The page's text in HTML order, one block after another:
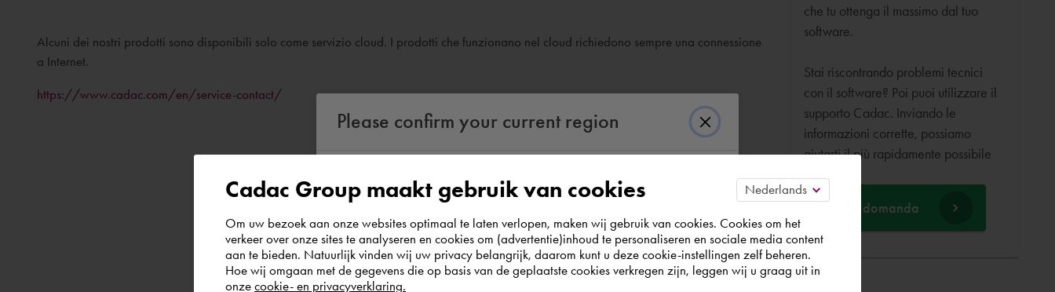
Alcuni dei nostri prodotti sono disponibili solo come servizio cloud. I prodotti che funzionano nel cloud richiedono sempre una connessione
a Internet.
https://www.cadac.com/en/service-contact/
che tu ottenga il massimo dal tuo
software.
Stai riscontrando problemi tecnici
con il software? Poi puoi utilizzare il
supporto Cadac. Inviando le
informazioni corrette, possiamo
aiutarti il più rapidamente possibile
Fai una domanda
Please confirm your current region
According to us you are situated in Rest of the
world. Please confirm in which country you
wish to shop.
Cadac Group maakt gebruik van cookies
Om uw bezoek aan onze websites optimaal te laten verlopen, maken wij gebruik van cookies. Cookies om het
verkeer over onze sites te analyseren en cookies om (advertentie)inhoud te personaliseren en sociale media content
aan te bieden. Natuurlijk vinden wij uw privacy belangrijk, daarom kunt u deze cookie-instellingen zelf beheren.
Hoe wij omgaan met de gegevens die op basis van de geplaatste cookies verkregen zijn, leggen wij u graag uit in
onze cookie- en privacyverklaring.